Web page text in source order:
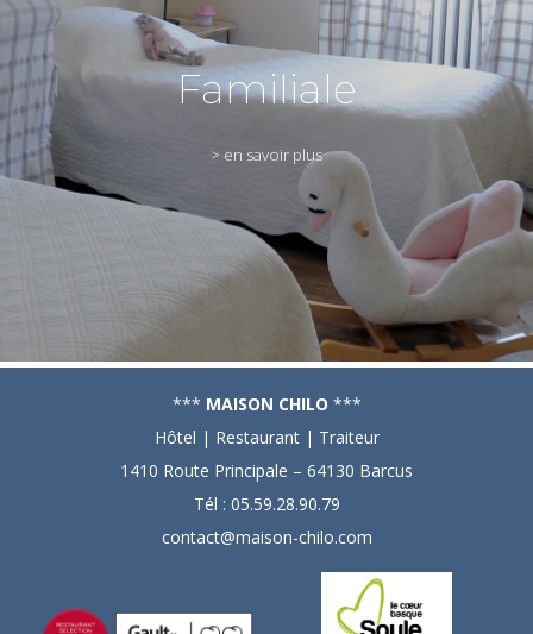
Familiale
> en savoir plus
*** MAISON CHILO ***
Hôtel | Restaurant | Traiteur
1410 Route Principale – 64130 Barcus
Tél : 05.59.28.90.79
contact@maison-chilo.com